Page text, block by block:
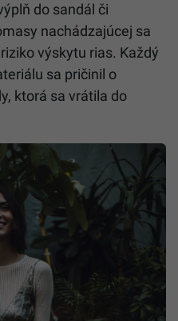
do sandál či
nachádzajúcej sa
výskytu rias. Každý
sa pričinil o
ktorá sa vrátila do